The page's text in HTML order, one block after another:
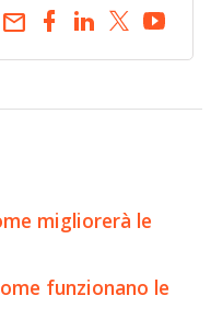
email
migliorerà le
funzionano le